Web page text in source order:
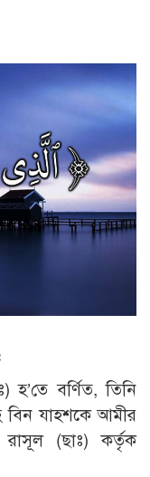
হ’তে বর্ণিত, তিনি
বিন যাহশকে আমীর
রাসূল (ছাঃ) কর্তৃক